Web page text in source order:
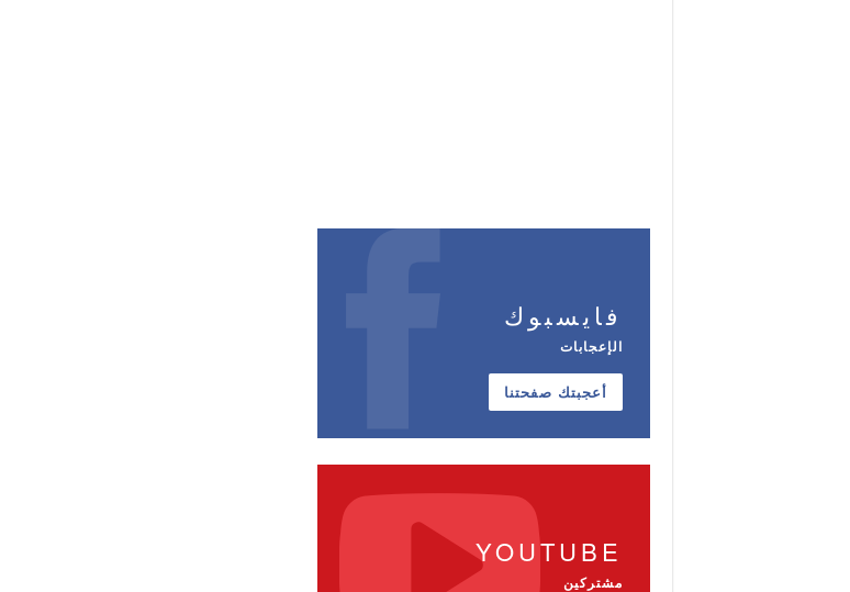
فايسبوك
الإعجابات
أعجبتك صفحتنا
YOUTUBE
مشتركين